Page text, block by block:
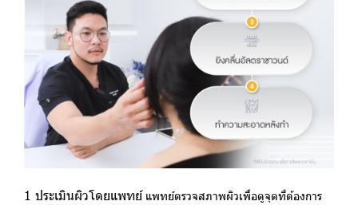
1 ประเมินผิวโดยแพทย์แพทย์ตรวจสภาพผิวเพื่อดูจุดที่ต้องการ